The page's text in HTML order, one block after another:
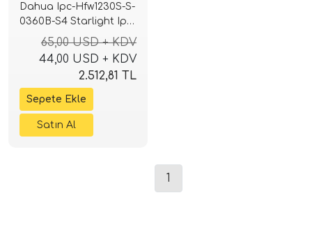
Dahua Ipc-Hfw1230S-S-
0360B-S4 Starlight Ip
Bullet Kamera
65,00 USD + KDV
44,00 USD + KDV
2.512,81 TL
1